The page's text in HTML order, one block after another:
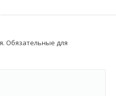
Обязательные для